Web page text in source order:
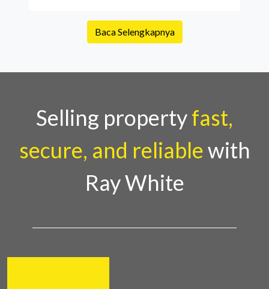
tetapi dapat merembes melalui kain dan jahitan
serta ke dalam bahan pengisi. Kuman paling umum
Baca Selengkapnya
Selling propertyfast,
secure, and reliablewith
Ray White